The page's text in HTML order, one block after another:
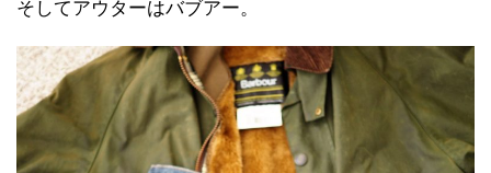
そしてアウターはバブアー。